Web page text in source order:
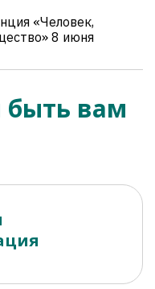
«Человек,
8 июня
вам